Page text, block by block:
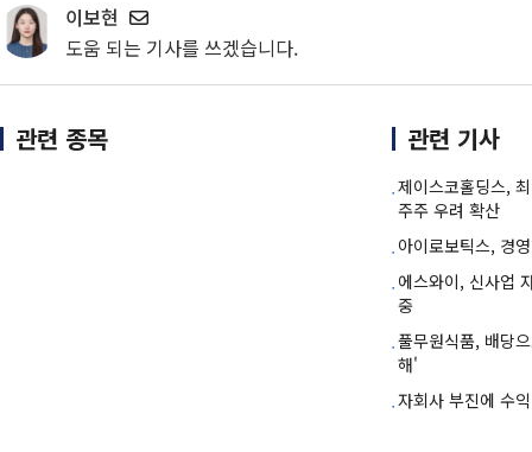
이보현
도움 되는 기사를 쓰겠습니다.
관련 종목 관련 기사
제이스코홀딩스,
주주 우려 확산
아이로보틱스, 경
에스와이, 신사업
중
풀무원식품, 배당
해'
자회사 부진에 수